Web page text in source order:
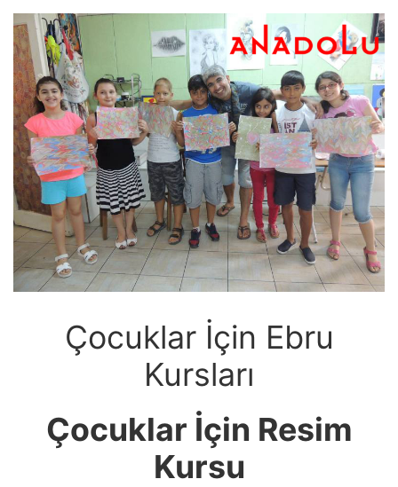
Çocuklar İçin Ebru
Kursları
Çocuklar İçin Resim
Kursu